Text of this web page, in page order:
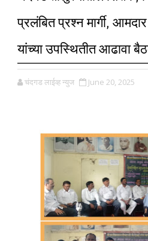
प्रलंबित प्रश्न मार्गी,
यांच्या उपस्थितीत आढावा
चंदगड लाईव्ह न्युज June 20, 2025